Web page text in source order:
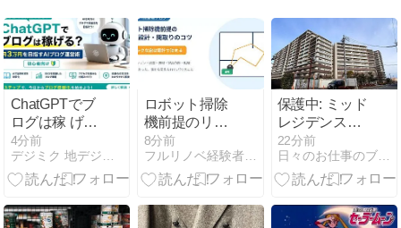
ChatGPTでブ
ログは稼 げ
る？月3万円
を目指すAIブ
ログ運営術
け】
4分前
デジミク 地デジ・BS受信トラブル解決ガイド
ロボット掃除
機前提のリノ
ベ設計｜ホー
ムポジショ
ン・段差・床
【5年実感】
8分前
フルリノベ経験者ブログ
保護中: ミッド
レジデンス稲
沢の売却相場
【2026年8
月】
22分前
日々のお仕事のブログ | 稲沢あんしん不動産|売却相談の窓口